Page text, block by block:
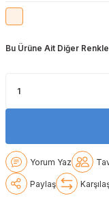
Bu Ürüne Ait Diğer
Yorum Yaz
Paylaş